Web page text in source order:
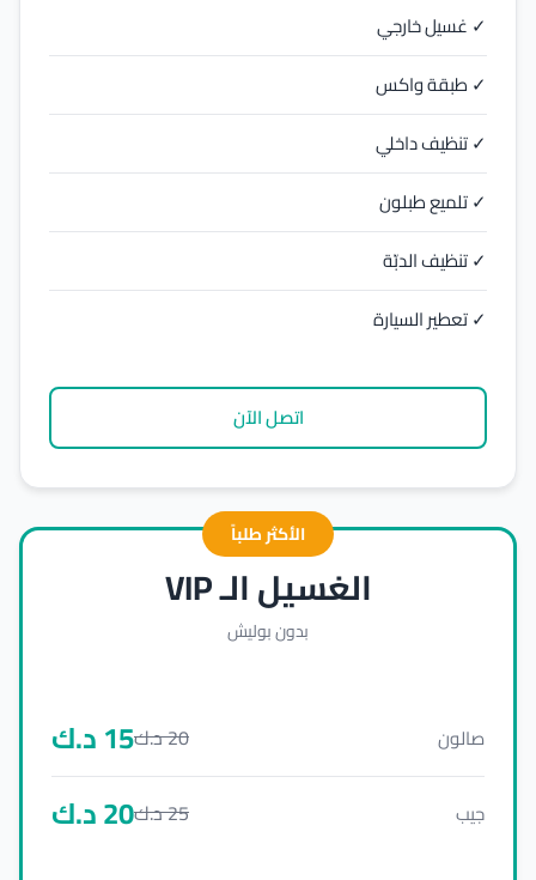
✓ غسيل خارجي
✓ طبقة واكس
✓ تنظيف داخلي
✓ تلميع طبلون
✓ تنظيف الدبّة
✓ تعطير السيارة
اتصل الآن
الأكثر طلباً
الغسيل الـ VIP
بدون بوليش
صالون 20د.ك15د.ك
جيب 25د.ك20د.ك